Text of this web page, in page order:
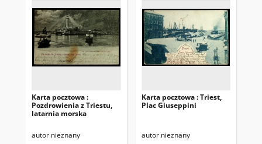
Karta pocztowa :
Pozdrowienia z Triestu,
latarnia morska
autor nieznany
Karta pocztowa : Triest,
Plac Giuseppini
autor nieznany